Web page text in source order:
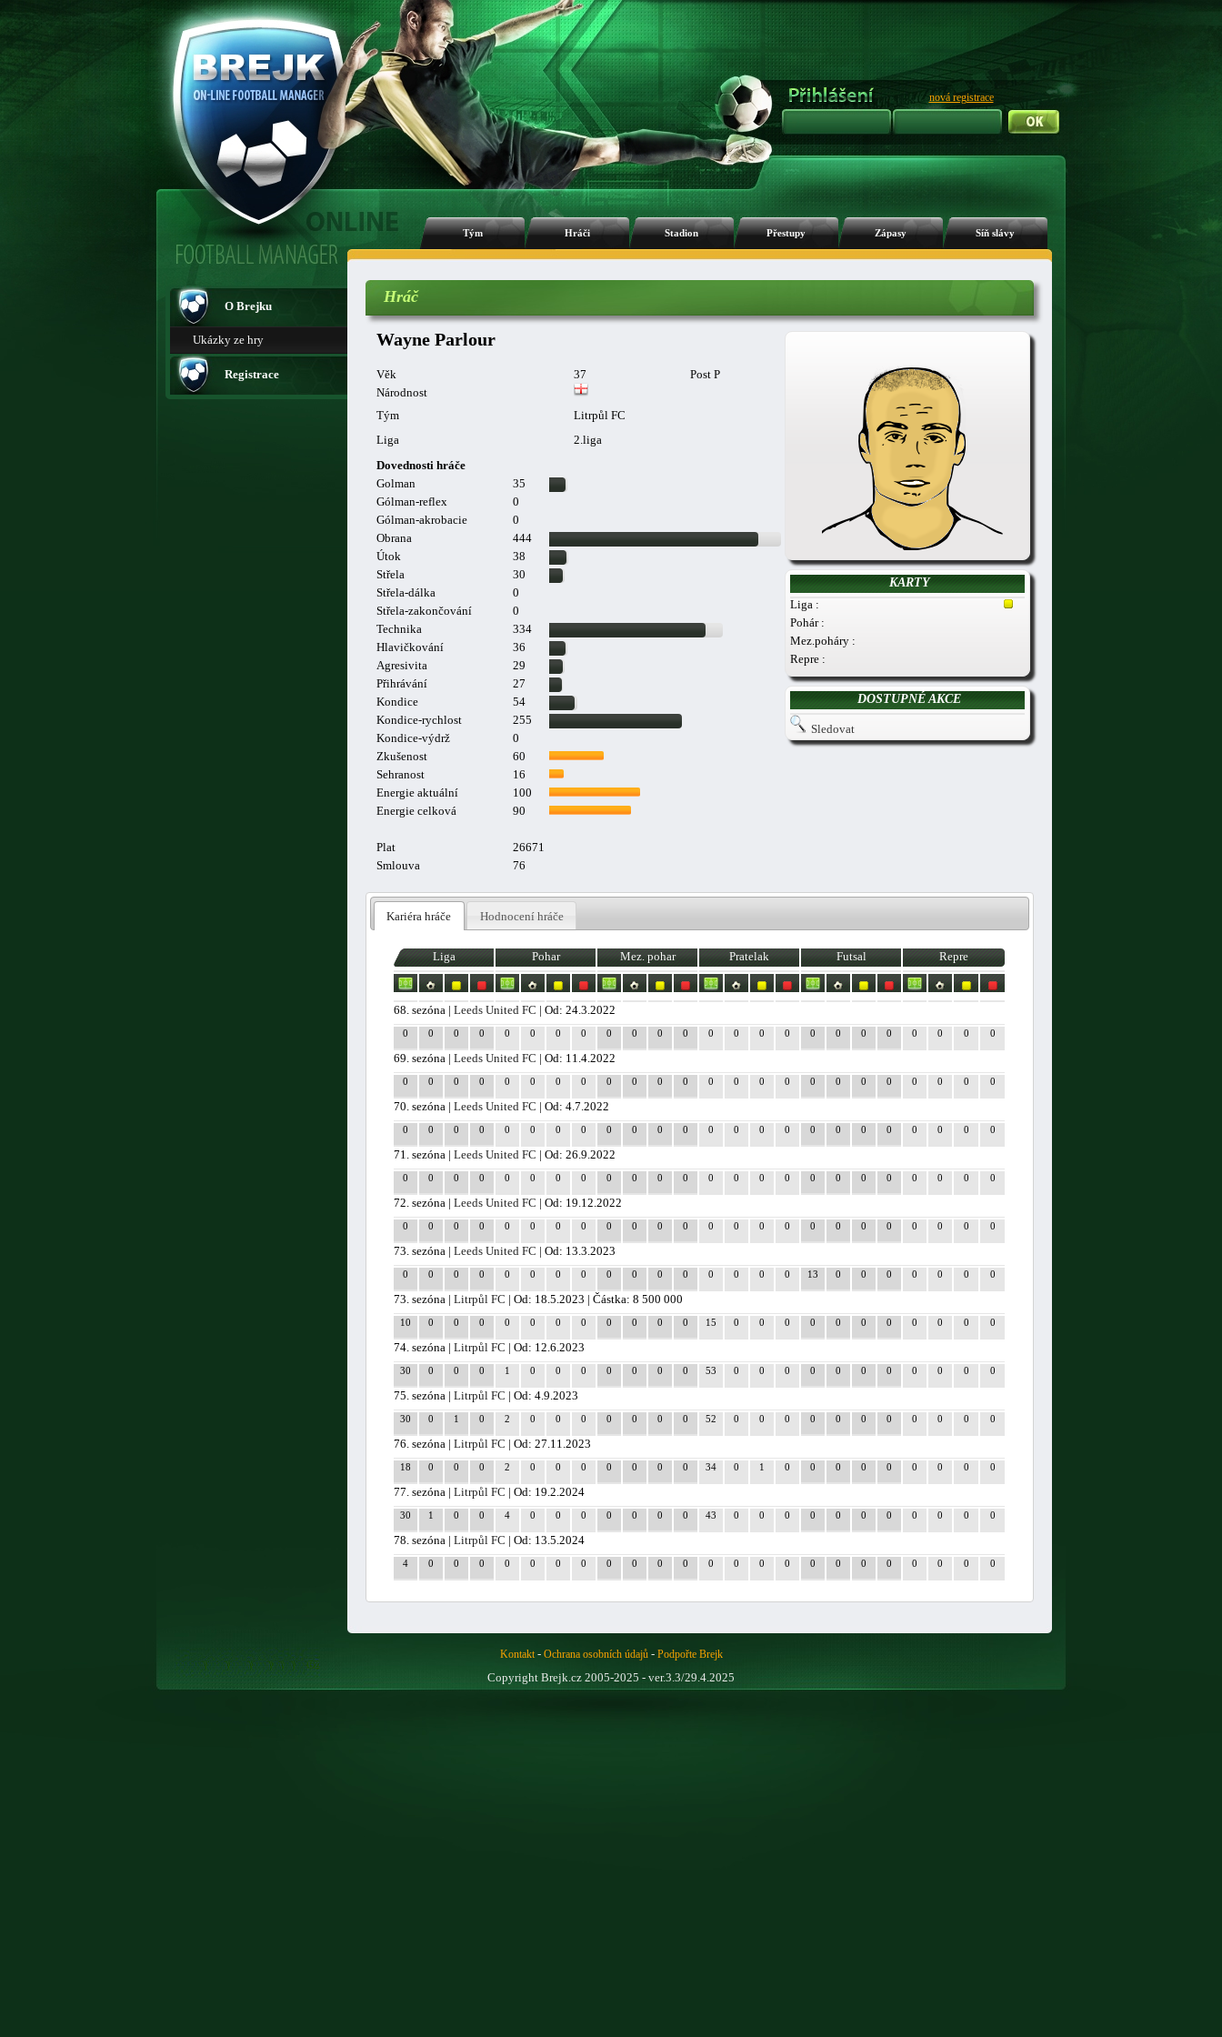
nová registrace
Tým Hráči Stadion Přestupy Zápasy Síň slávy
O Brejku
Ukázky ze hry
Registrace
Hráč
Wayne Parlour
Věk 37
Post P
Národnost
Tým
Litrpůl FC
Liga
2.liga
Dovednosti hráče
Golman
35
Gólman-reflex
0
Gólman-akrobacie
0
Obrana
444
Útok
38
Střela
30
Střela-dálka
0
Střela-zakončování
0
Technika
334
Hlavičkování
36
Agresivita
29
Přihrávání
27
Kondice
54
Kondice-rychlost
255
Kondice-výdrž
0
Zkušenost
60
Sehranost
16
Energie aktuální
100
Energie celková
90
Plat
26671
Smlouva
76
KARTY
Liga :
Pohár :
Mez.poháry :
Repre :
DOSTUPNÉ AKCE
Sledovat
Kariéra hráče Hodnocení hráče
Liga Pohar Mez. pohar Pratelak Futsal Repre
68. sezóna |Leeds United FC | Od: 24.3.2022
0 0 0 0 0 0 0 0 0 0 0 0 0 0 0 0 0 0 0 0 0 0 0 0
69. sezóna |Leeds United FC | Od: 11.4.2022
0 0 0 0 0 0 0 0 0 0 0 0 0 0 0 0 0 0 0 0 0 0 0 0
70. sezóna |Leeds United FC | Od: 4.7.2022
0 0 0 0 0 0 0 0 0 0 0 0 0 0 0 0 0 0 0 0 0 0 0 0
71. sezóna |Leeds United FC | Od: 26.9.2022
0 0 0 0 0 0 0 0 0 0 0 0 0 0 0 0 0 0 0 0 0 0 0 0
72. sezóna |Leeds United FC | Od: 19.12.2022
0 0 0 0 0 0 0 0 0 0 0 0 0 0 0 0 0 0 0 0 0 0 0 0
73. sezóna |Leeds United FC | Od: 13.3.2023
0 0 0 0 0 0 0 0 0 0 0 0 0 0 0 0 13 0 0 0 0 0 0 0
73. sezóna |Litrpůl FC | Od: 18.5.2023 | Částka: 8 500 000
10 0 0 0 0 0 0 0 0 0 0 0 15 0 0 0 0 0 0 0 0 0 0 0
74. sezóna |Litrpůl FC | Od: 12.6.2023
30 0 0 0 1 0 0 0 0 0 0 0 53 0 0 0 0 0 0 0 0 0 0 0
75. sezóna |Litrpůl FC | Od: 4.9.2023
30 0 1 0 2 0 0 0 0 0 0 0 52 0 0 0 0 0 0 0 0 0 0 0
76. sezóna |Litrpůl FC | Od: 27.11.2023
18 0 0 0 2 0 0 0 0 0 0 0 34 0 1 0 0 0 0 0 0 0 0 0
77. sezóna |Litrpůl FC | Od: 19.2.2024
30 1 0 0 4 0 0 0 0 0 0 0 43 0 0 0 0 0 0 0 0 0 0 0
78. sezóna |Litrpůl FC | Od: 13.5.2024
4 0 0 0 0 0 0 0 0 0 0 0 0 0 0 0 0 0 0 0 0 0 0 0
Kontakt- Ochrana osobních údajů- Podpořte Brejk
Copyright Brejk.cz 2005-2025 - ver.3.3/29.4.2025